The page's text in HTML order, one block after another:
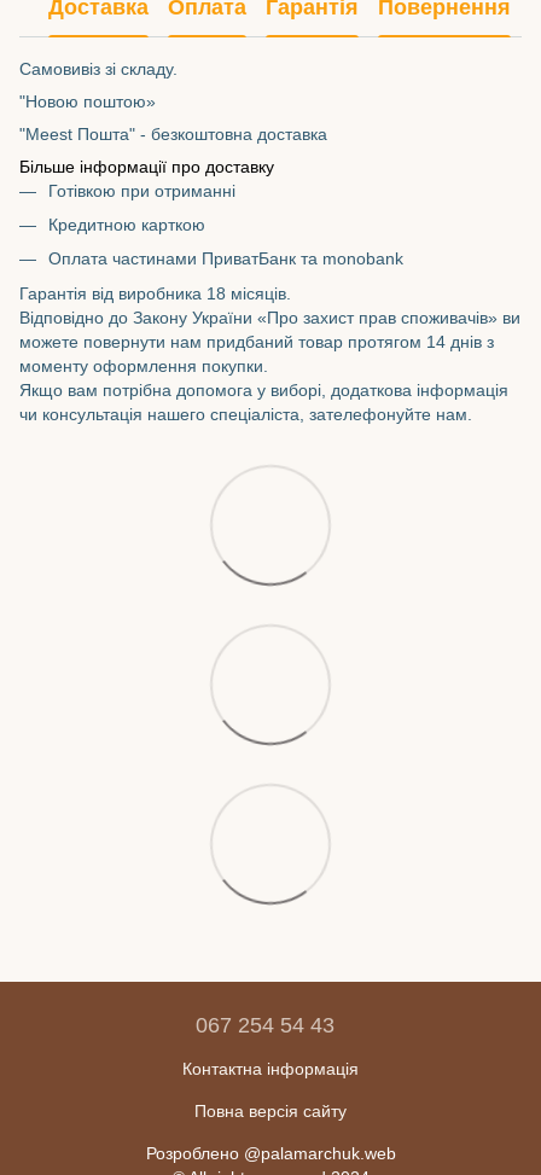
Доставка Оплата Гарантія Повернення
Самовивіз зі складу.
"Новою поштою»
"Meest Пошта" - безкоштовна доставка
Більше інформації про доставку
Готівкою при отриманні
Кредитною карткою
Оплата частинами ПриватБанк та monobank
Гарантія від виробника 18 місяців.
Відповідно до Закону України «Про захист прав споживачів» ви
можете повернути нам придбаний товар протягом 14 днів з
моменту оформлення покупки.
Якщо вам потрібна допомога у виборі, додаткова інформація
чи консультація нашего спеціаліста, зателефонуйте нам.
067 254 54 43
Контактна інформація
Повна версія сайту
Розроблено @palamarchuk.web